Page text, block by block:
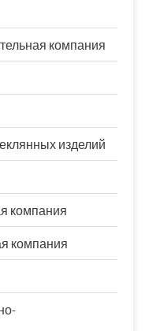
компания
изделий
компания
компания